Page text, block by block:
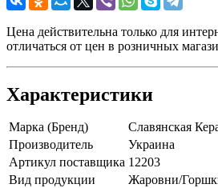
Цена действительна только для
отличаться от цен в розничных
Характеристики
Марка (Бренд)
Славянская
Производитель
Украина
Артикул поставщика 12203
Вид продукции
Жаровни/